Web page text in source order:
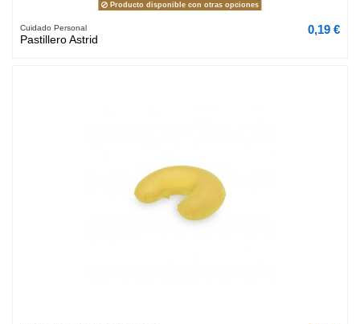
Producto disponible con otras opciones
Cuidado Personal
Pastillero Astrid
0,19 €